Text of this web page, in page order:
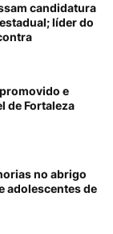
candidatura
líder do
e
de Fortaleza
no abrigo
adolescentes de